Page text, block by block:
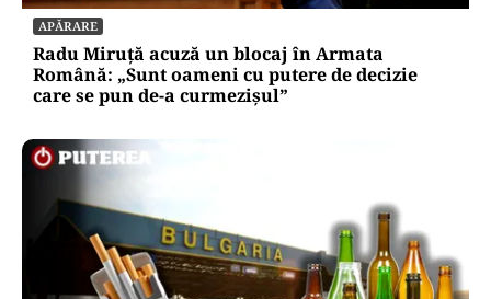
APĂRARE
Radu Miruță acuză un blocaj în Armata
Română: „Sunt oameni cu putere de decizie
care se pun de-a curmezișul”